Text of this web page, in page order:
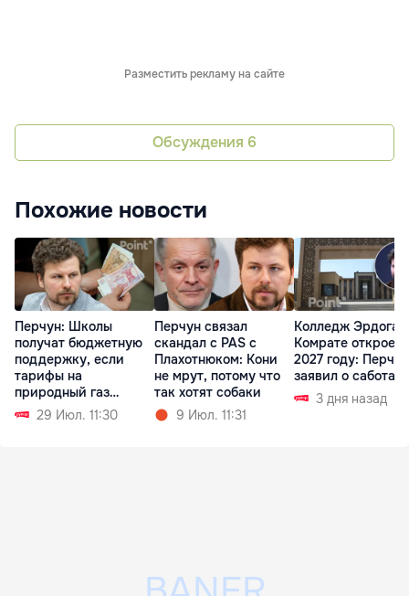
Разместить рекламу на сайте
Обсуждения 6
Похожие новости
Перчун: Школы
получат бюджетную
поддержку, если
тарифы на
природный газ
вырастут
29 Июл. 11:30
Перчун связал
скандал с PAS с
Плахотнюком: Кони
не мрут, потому что
так хотят собаки
9 Июл. 11:31
Колледж
Комрате
2027 году: Перчун
заявил о
3 дня назад